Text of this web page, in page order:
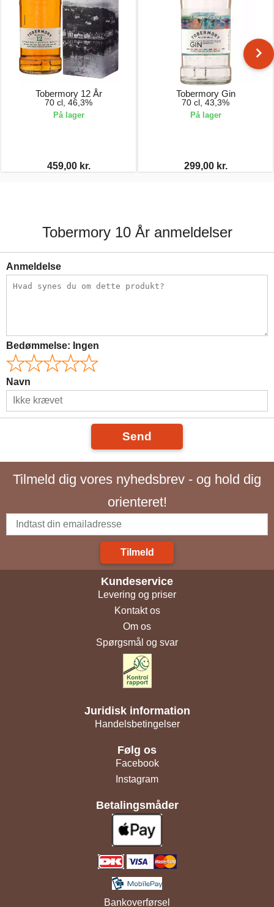
Tobermory 12 År
70 cl, 46,3%
På lager
459,00 kr.
Tobermory Gin
70 cl, 43,3%
På lager
299,00 kr.
Tobermory 10 År anmeldelser
Anmeldelse
Bedømmelse: Ingen
Navn
Send
Tilmeld dig vores nyhedsbrev - og hold dig
orienteret!
Tilmeld
Kundeservice
Levering og priser
Kontakt os
Om os
Spørgsmål og svar
Juridisk information
Handelsbetingelser
Følg os
Facebook
Instagram
Betalingsmåder
Bankoverførsel